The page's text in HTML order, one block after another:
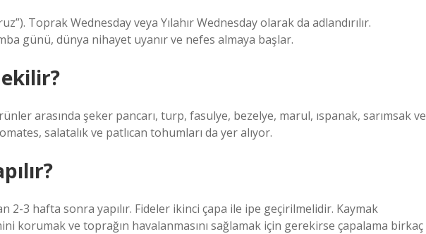
Toprak Wednesday veya Yılahır Wednesday olarak da adlandırılır.
günü, dünya nihayet uyanır ve nefes almaya başlar.
arasında şeker pancarı, turp, fasulye, bezelye, marul, ıspanak, sarımsak ve
salatalık ve patlıcan tohumları da yer alıyor.
2-3 hafta sonra yapılır. Fideler ikinci çapa ile ipe geçirilmelidir. Kaymak
korumak ve toprağın havalanmasını sağlamak için gerekirse çapalama birkaç